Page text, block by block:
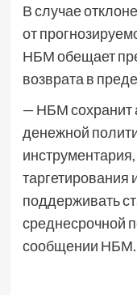
В случае
от
НБМ обещает
возврата в
— НБМ сохранит
денежной
таргетирования
поддерживать
среднесрочной
сообщении НБМ.